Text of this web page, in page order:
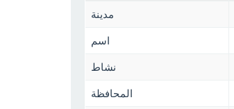
مدينة
اسم
نشاط
المحافظة